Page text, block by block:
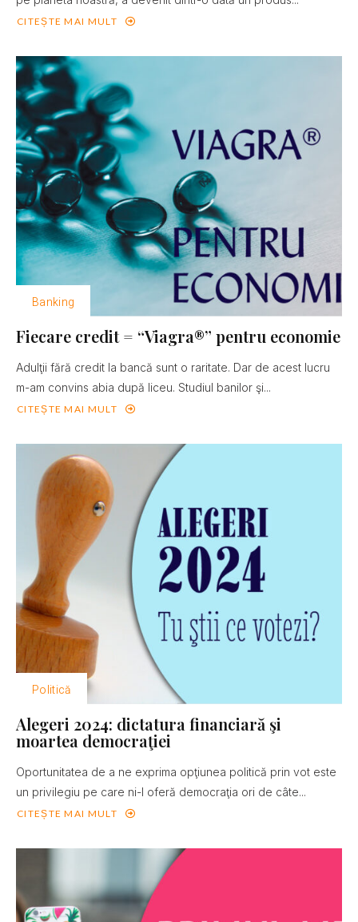
CITEȘTE MAI MULT
Banking
Fiecare credit = “Viagra®” pentru economie
Adulţii fără credit la bancă sunt o raritate. Dar de acest lucru
m-am convins abia după liceu. Studiul banilor şi...
CITEȘTE MAI MULT
Politică
Alegeri 2024: dictatura financiară şi
moartea democraţiei
Oportunitatea de a ne exprima opţiunea politică prin vot este
un privilegiu pe care ni-l oferă democraţia ori de câte...
CITEȘTE MAI MULT